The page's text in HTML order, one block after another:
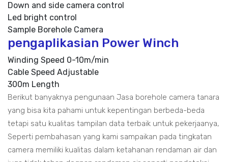
Down and side camera control
Led bright control
Sample Borehole Camera
pengaplikasian Power Winch
Winding Speed 0-10m/min
Cable Speed Adjustable
300m Length
Berikut banyaknya pengunaan Jasa borehole camera tanara
yang bisa kita pahami untuk kepentingan berbeda-beda
tetapi satu kualitas tampilan data terbaik untuk pekerjaanya,
Seperti pembahasan yang kami sampaikan pada tingkatan
camera memiliki kualitas dalam ketahanan rendaman air dan